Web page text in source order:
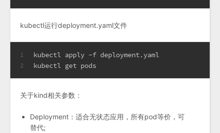
kubectl运行deployment.yaml文件
1
2
kubectl apply -f deployment.yaml
kubectl get pods
关于kind相关参数：
Deployment：适合无状态应用，所有pod等价，可
替代;